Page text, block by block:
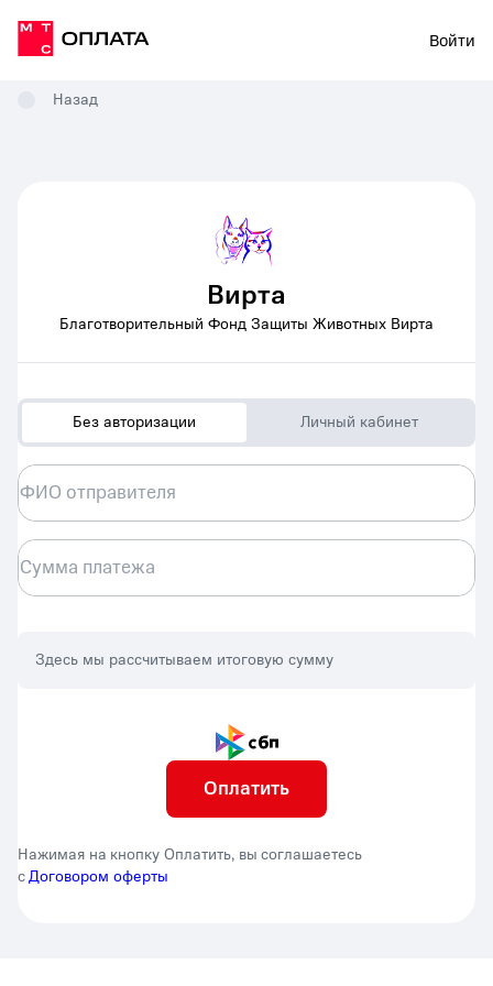
Войти
Назад
Вирта
Благотворительный Фонд Защиты Животных Вирта
Без авторизации Личный кабинет
ФИО отправителя
Сумма платежа
Здесь мы рассчитываем итоговую сумму
Нажимая на кнопку Оплатить, вы соглашаетесь
сДоговором оферты
Оплатить